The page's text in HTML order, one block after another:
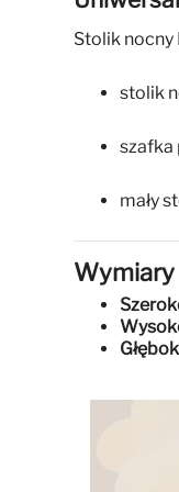
Stolik nocny
stolik
szafka
mały
Wymiary